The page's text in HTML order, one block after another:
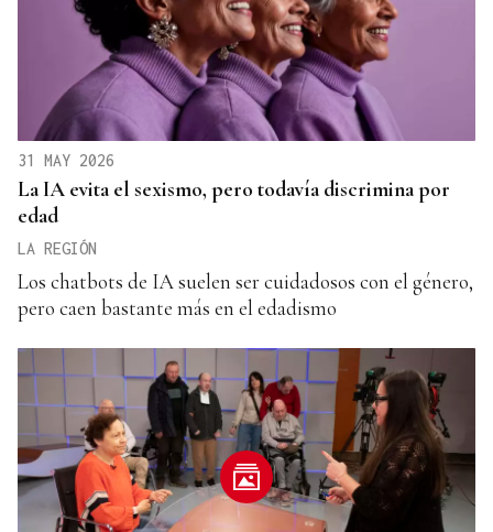
31 MAY 2026
La IA evita el sexismo, pero todavía discrimina por
edad
LA REGIÓN
Los chatbots de IA suelen ser cuidadosos con el género,
pero caen bastante más en el edadismo